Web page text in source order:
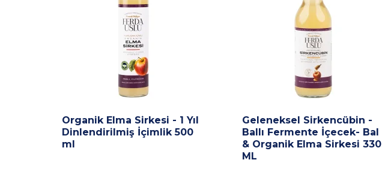
Organik Elma Sirkesi - 1 Yıl
Dinlendirilmiş İçimlik 500
ml
Geleneksel Sirkencübin -
Ballı Fermente İçecek- Bal
& Organik Elma Sirkesi 330
ML